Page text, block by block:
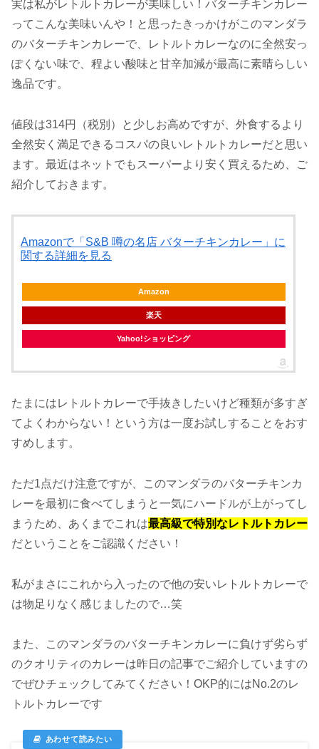
実は私がレトルトカレーが美味しい！バターチキンカレー
ってこんな美味いんや！と思ったきっかけがこのマンダラ
のバターチキンカレーで、レトルトカレーなのに全然安っ
ぽくない味で、程よい酸味と甘辛加減が最高に素晴らしい
逸品です。
値段は314円（税別）と少しお高めですが、外食するより
全然安く満足できるコスパの良いレトルトカレーだと思い
ます。最近はネットでもスーパーより安く買えるため、ご
紹介しておきます。
Amazonで「S&B 噂の名店 バターチキンカレー」に
関する詳細を見る
Amazon
楽天
Yahoo!ショッピング
たまにはレトルトカレーで手抜きしたいけど種類が多すぎ
てよくわからない！という方は一度お試しすることをおす
すめします。
ただ1点だけ注意ですが、このマンダラのバターチキンカ
レーを最初に食べてしまうと一気にハードルが上がってし
まうため、あくまでこれは最高級で特別なレトルトカレー
だということをご認識ください！
私がまさにこれから入ったので他の安いレトルトカレーで
は物足りなく感じましたので…笑
また、このマンダラのバターチキンカレーに負けず劣らず
のクオリティのカレーは昨日の記事でご紹介していますの
でぜひチェックしてみてください！OKP的にはNo.2のレ
トルトカレーです